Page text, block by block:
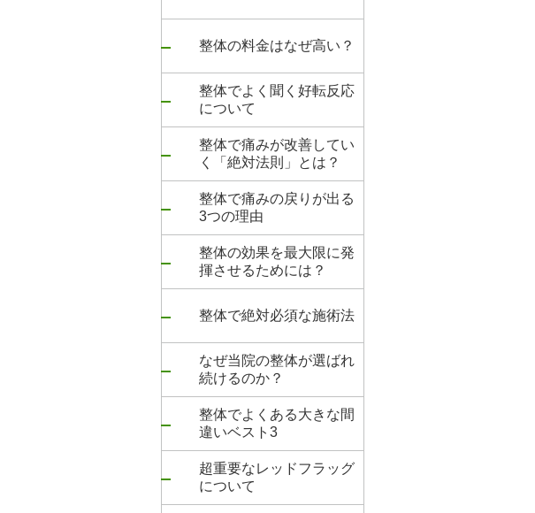
整体の料金はなぜ高い？
整体でよく聞く好転反応
について
整体で痛みが改善してい
く「絶対法則」とは？
整体で痛みの戻りが出る
3つの理由
整体の効果を最大限に発
揮させるためには？
整体で絶対必須な施術法
なぜ当院の整体が選ばれ
続けるのか？
整体でよくある大きな間
違いベスト3
超重要なレッドフラッグ
について